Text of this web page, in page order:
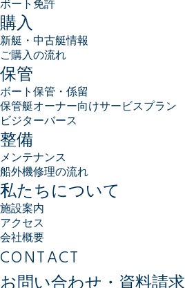
ボート免許
購入
新艇・中古艇情報
ご購入の流れ
保管
ボート保管・係留
保管艇オーナー向けサービスプラン
ビジターバース
整備
メンテナンス
船外機修理の流れ
私たちについて
施設案内
アクセス
会社概要
CONTACT
お問い合わせ・資料請求